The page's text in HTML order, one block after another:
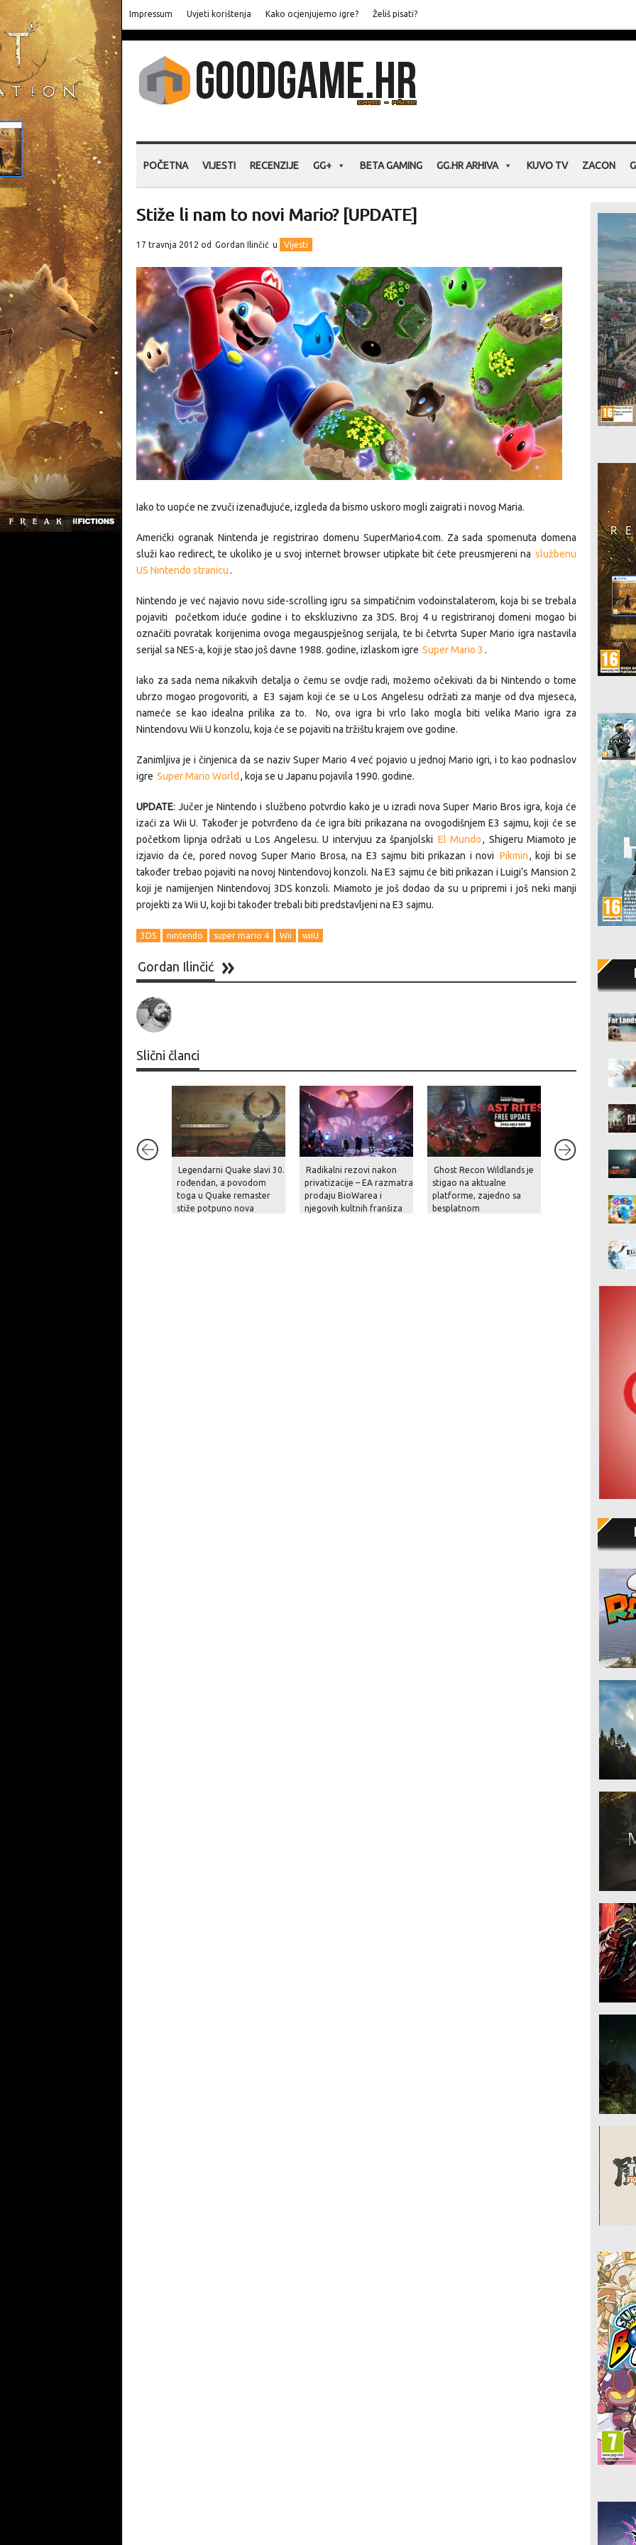
Impressum Uvjeti korištenja Kako ocjenjujemo igre? Želiš pisati?
POČETNA VIJESTI RECENZIJE GG+ BETA GAMING GG.HR ARHIVA KUVO TV ZACON
Stiže li nam to novi Mario? [UPDATE]
17 travnja 2012 od Gordan Ilinčić u Vijesti
Iako to uopće ne zvuči izenađujuće, izgleda da bismo uskoro mogli zaigrati i novog Maria.
Američki ogranak Nintenda je registrirao domenu SuperMario4.com. Za sada spomenuta domena
služi kao redirect, te ukoliko je u svoj internet browser utipkate bit ćete preusmjereni na službenu
US Nintendo stranicu.
Nintendo je već najavio novu side-scrolling igru sa simpatičnim vodoinstalaterom, koja bi se trebala
pojaviti početkom iduće godine i to ekskluzivno za 3DS. Broj 4 u registriranoj domeni mogao bi
označiti povratak korijenima ovoga megauspješnog serijala, te bi četvrta Super Mario igra nastavila
serijal sa NES-a, koji je stao još davne 1988. godine, izlaskom igre Super Mario 3 .
Iako za sada nema nikakvih detalja o čemu se ovdje radi, možemo očekivati da bi Nintendo o tome
ubrzo mogao progovoriti, a E3 sajam koji će se u Los Angelesu održati za manje od dva mjeseca,
nameće se kao idealna prilika za to. No, ova igra bi vrlo lako mogla biti velika Mario igra za
Nintendovu Wii U konzolu, koja će se pojaviti na tržištu krajem ove godine.
Zanimljiva je i činjenica da se naziv Super Mario 4 već pojavio u jednoj Mario igri, i to kao podnaslov
igre Super Mario World , koja se u Japanu pojavila 1990. godine.
UPDATE: Jučer je Nintendo i službeno potvrdio kako je u izradi nova Super Mario Bros igra, koja će
izaći za Wii U. Također je potvrđeno da će igra biti prikazana na ovogodišnjem E3 sajmu, koji će se
početkom lipnja održati u Los Angelesu. U intervjuu za španjolski El Mundo , Shigeru Miamoto je
izjavio da će, pored novog Super Mario Brosa, na E3 sajmu biti prikazan i novi Pikmin, koji bi se
također trebao pojaviti na novoj Nintendovoj konzoli. Na E3 sajmu će biti prikazan i Luigi’s Mansion 2
koji je namijenjen Nintendovoj 3DS konzoli. Miamoto je još dodao da su u pripremi i još neki manji
projekti za Wii U, koji bi također trebali biti predstavljeni na E3 sajmu.
3DS nintendo super mario 4 Wii wiiU
Gordan Ilinčić
Slični članci
Legendarni Quake slavi 30.
rođendan, a povodom
toga u Quake remaster
stiže potpuno nova
Radikalni rezovi nakon
privatizacije – EA razmatra
prodaju BioWarea i
njegovih kultnih franšiza
Ghost Recon Wildlands je
stigao na aktualne
platforme, zajedno sa
besplatnom
Portovi prvih dviju
PlayStation
milijarde dolara
od mjesec dana!